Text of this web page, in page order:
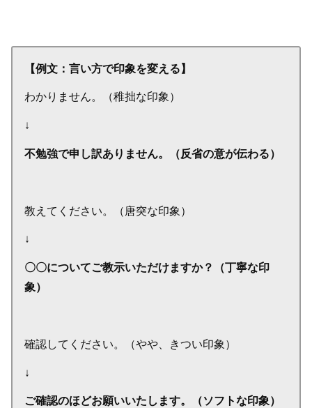
【例文：言い方で印象を変える】
わかりません。（稚拙な印象）
↓
不勉強で申し訳ありません。（反省の意が伝わる）
教えてください。（唐突な印象）
↓
〇〇についてご教示いただけますか？（丁寧な印
象）
確認してください。（やや、きつい印象）
↓
ご確認のほどお願いいたします。（ソフトな印象）